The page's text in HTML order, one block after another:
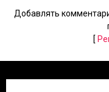
Добавлять
[